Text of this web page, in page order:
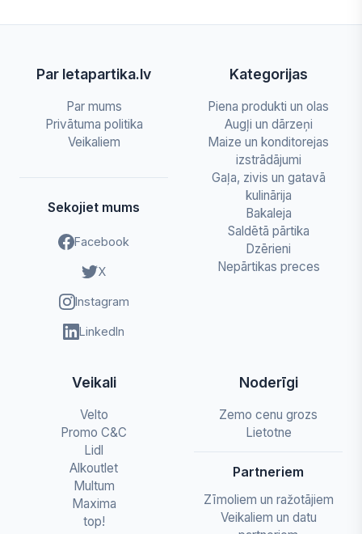
Par letapartika.lv
Par mums
Privātuma politika
Veikaliem
Sekojiet mums
Facebook
X
Instagram
LinkedIn
Kategorijas
Piena produkti un olas
Augļi un dārzeņi
Maize un konditorejas
izstrādājumi
Gaļa, zivis un gatavā
kulinārija
Bakaleja
Saldētā pārtika
Dzērieni
Nepārtikas preces
Veikali
Velto
Promo C&C
Lidl
Alkoutlet
Multum
Maxima
top!
Noderīgi
Zemo cenu grozs
Lietotne
Partneriem
Zīmoliem un ražotājiem
Veikaliem un datu